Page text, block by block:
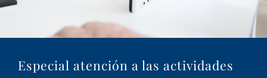
Especial atención a las actividades